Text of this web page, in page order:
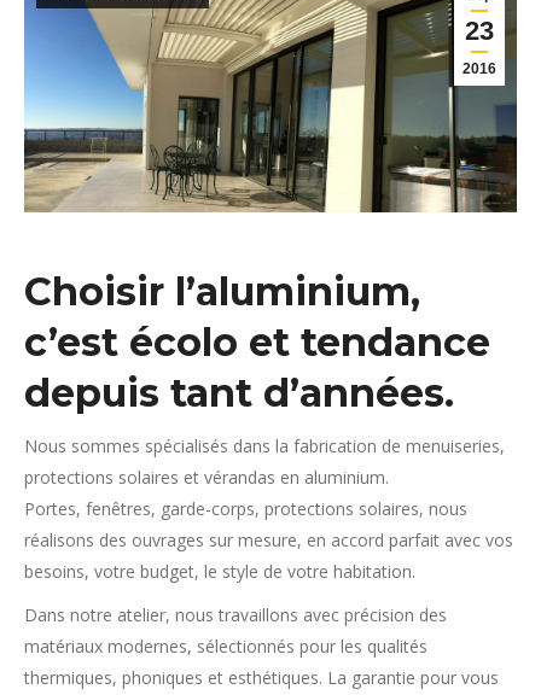
23
2016
Choisir l’aluminium,
c’est écolo et tendance
depuis tant d’années.
Nous sommes spécialisés dans la fabrication de menuiseries,
protections solaires et vérandas en aluminium.
Portes, fenêtres, garde-corps, protections solaires, nous
réalisons des ouvrages sur mesure, en accord parfait avec vos
besoins, votre budget, le style de votre habitation.
Dans notre atelier, nous travaillons avec précision des
matériaux modernes, sélectionnés pour les qualités
thermiques, phoniques et esthétiques. La garantie pour vous